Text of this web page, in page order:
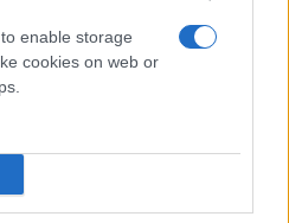
enable storage
cookies on web or